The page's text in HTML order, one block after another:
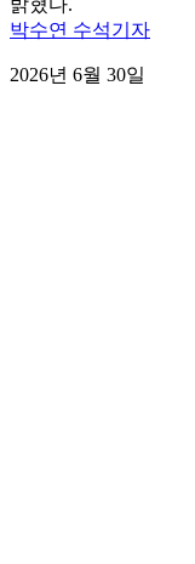
박수연 수석기자
2026년 6월 30일